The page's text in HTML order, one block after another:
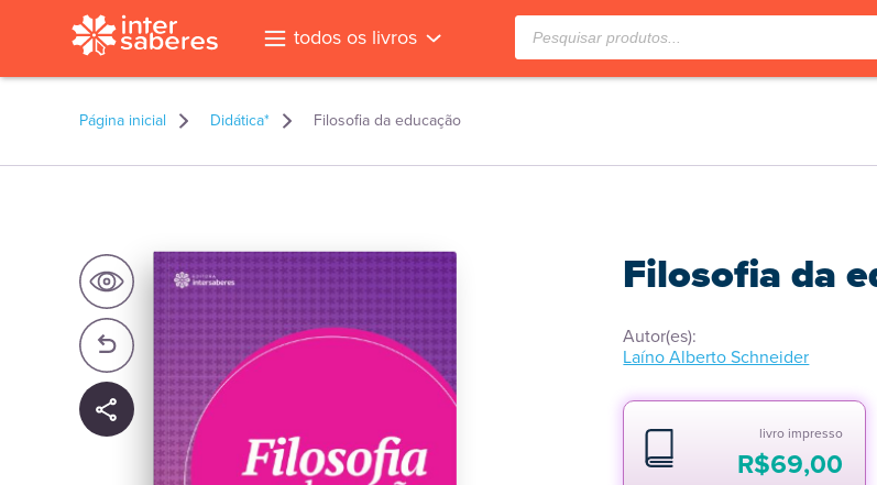
todos os livros Pesquisar
produtos
Página inicial Didática* Filosofia da educação
Filosofia da
Autor(es):
Laíno Alberto Schneider
livro impresso
R$69,00